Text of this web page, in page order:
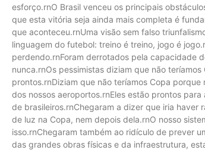
esforço.rnO Brasil venceu os principais
que esta vitória seja ainda mais completa é
que aconteceu.rnUma visão sem falso
linguagem do futebol: treino é treino, jogo é
perdendo.rnForam derrotados pela capacidade
nunca.rnOs pessimistas diziam que não
prontos.rnDiziam que não teríamos Copa
dos nossos aeroportos.rnEles estão prontos
de brasileiros.rnChegaram a dizer que iria haver
de luz na Copa, nem depois dela.rnO nosso
isso.rnChegaram também ao ridículo de prever
das grandes obras físicas e da infraestrutura,